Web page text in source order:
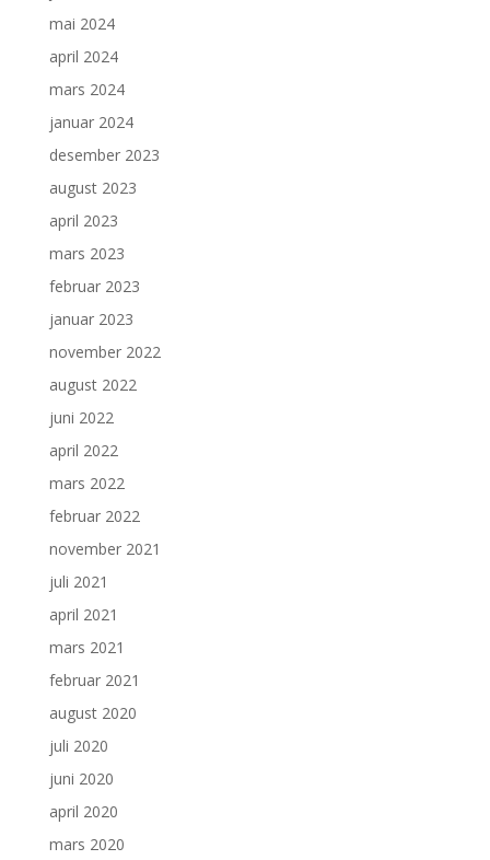
mai 2024
april 2024
mars 2024
januar 2024
desember 2023
august 2023
april 2023
mars 2023
februar 2023
januar 2023
november 2022
august 2022
juni 2022
april 2022
mars 2022
februar 2022
november 2021
juli 2021
april 2021
mars 2021
februar 2021
august 2020
juli 2020
juni 2020
april 2020
mars 2020